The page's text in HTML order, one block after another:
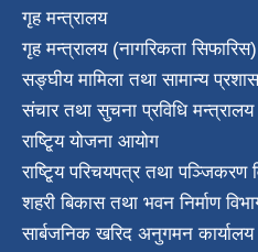
गृह मन्त्रालय
गृह मन्त्रालय (नागरिकता सिफारिस)
सङ्घीय मामिला तथा सामान्य
संचार तथा सुचना प्रविधि मन्त्रालय
राष्टि्ृय योजना आयोग
राष्टि्ृय परिचयपत्र तथा पञ्जिकरण
शहरी बिकास तथा भवन निर्माण
सार्बजनिक खरिद अनुगमन कार्यालय